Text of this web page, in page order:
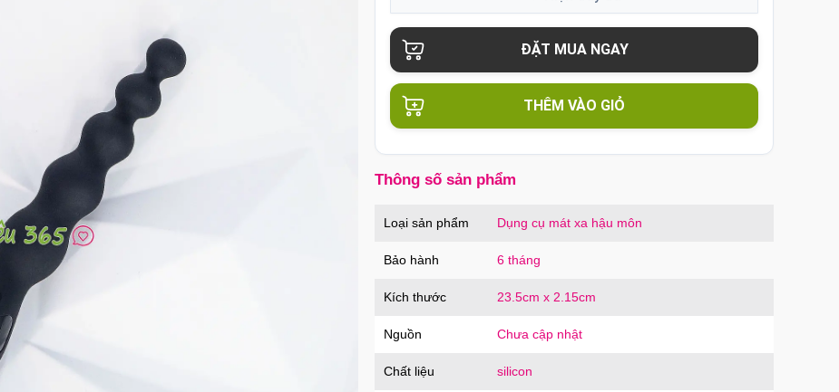
MãSGMEtrị giá120.000₫
Bao cao su Sagami Xtreme siêu mỏng hộp 10
chiếc Nhật Bản
MãBSX60trị giá130.000₫
Củ sạc Hoco Mini Travel Charger 10.5W nhanh
an toàn
THÊM VÀO GIỎ
Thông số sản phẩm
Loại sản phẩm Dụng cụ mát xa hậu môn
Bảo hành 6 tháng
Kích thước 23.5cm x 2.15cm
Nguồn Chưa cập nhật
Chất liệu silicon